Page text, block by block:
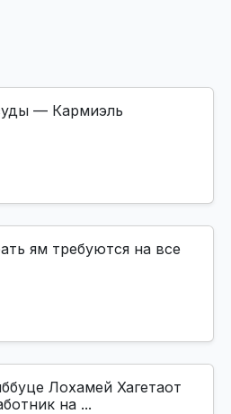
— Кармиэль
ям требуются на все
Лохамей Хагетаот
на ...